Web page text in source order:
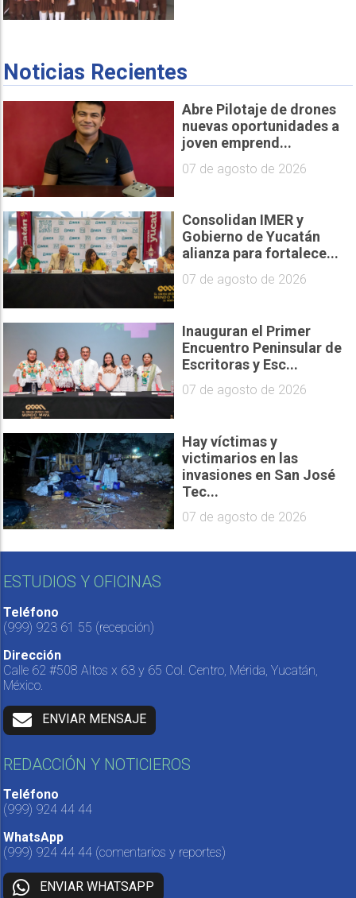
Noticias Recientes
Abre Pilotaje de drones
nuevas oportunidades a
joven emprend...
07 de agosto de 2026
Consolidan IMER y
Gobierno de Yucatán
alianza para fortalece...
07 de agosto de 2026
Inauguran el Primer
Encuentro Peninsular de
Escritoras y Esc...
07 de agosto de 2026
Hay víctimas y
victimarios en las
invasiones en San José
Tec...
07 de agosto de 2026
ESTUDIOS Y OFICINAS
Teléfono
(999) 923 61 55 (recepción)
Dirección
Calle 62 #508 Altos x 63 y 65 Col. Centro, Mérida, Yucatán,
México.
ENVIAR MENSAJE
REDACCIÓN Y NOTICIEROS
Teléfono
(999) 924 44 44
WhatsApp
(999) 924 44 44 (comentarios y reportes)
ENVIAR WHATSAPP